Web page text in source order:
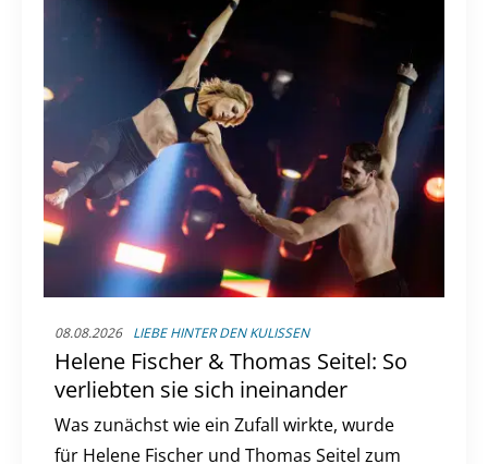
08.08.2026 LIEBE HINTER DEN KULISSEN
Helene Fischer & Thomas Seitel: So
verliebten sie sich ineinander
Was zunächst wie ein Zufall wirkte, wurde
für Helene Fischer und Thomas Seitel zum